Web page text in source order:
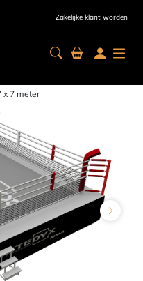
Zakelijke klant worden
x 7 meter